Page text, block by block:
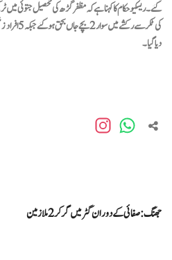
گئے۔ ریسکیو حکام کاکہنا ہے کہ مظفر گڑھ کی تحصیل جتوئی میں
کی ٹکر سے
دیا گیا۔
جھنگ : صفائی کےدوران گٹر میں گر کر 2ملازمین